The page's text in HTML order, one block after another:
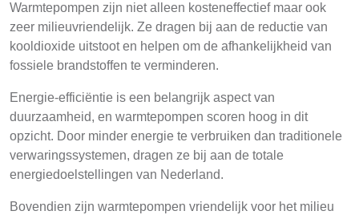
Warmtepompen zijn niet alleen kosteneffectief maar ook
zeer milieuvriendelijk. Ze dragen bij aan de reductie van
kooldioxide uitstoot en helpen om de afhankelijkheid van
fossiele brandstoffen te verminderen.
Energie-efficiëntie is een belangrijk aspect van
duurzaamheid, en warmtepompen scoren hoog in dit
opzicht. Door minder energie te verbruiken dan traditionele
verwaringssystemen, dragen ze bij aan de totale
energiedoelstellingen van Nederland.
Bovendien zijn warmtepompen vriendelijk voor het milieu